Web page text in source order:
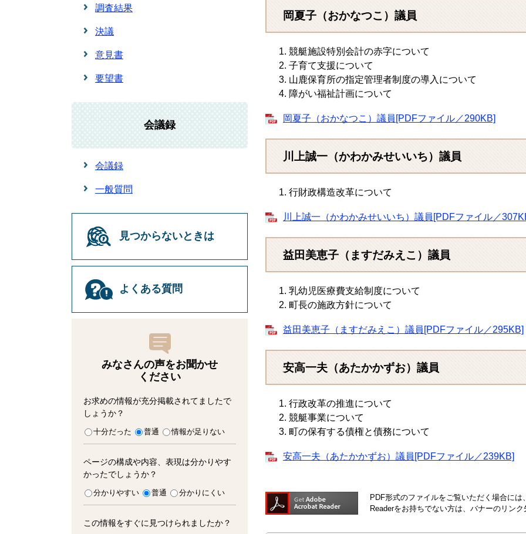
岡夏子（おかなつこ）議員
競艇施設特別会計の赤字について
子育て支援について
山鹿保育所の指定管理者制度の導入について
障がい福祉計画について
岡夏子（おかなつこ）議員[PDFファイル／290KB]
川上誠一（かわかみせいいち）議員
行財政構造改革について
川上誠一（かわかみせいいち）議員[PDFファイル／
益田美恵子（ますだみえこ）議員
乳幼児医療費支給制度について
町長の施政方針について
益田美恵子（ますだみえこ）議員[PDFファイル／295KB]
安高一夫（あたかかずお）議員
行政改革の推進について
競艇事業について
町の保有する債権と債務について
安高一夫（あたかかずお）議員[PDFファイル／239KB]
PDF形式のファイルをご覧いただく場合に
Readerをお持ちでない方は、バナーのリン
調査結果
決議
意見書
要望書
会議録
会議録
一般質問
見つからないときは
よくある質問
みなさんの声をお聞かせ
ください
お求めの情報が充分掲載されてましたで
しょうか？
十分だった 普通 情報が足りない
ページの構成や内容、表現は分かりやす
かったでしょうか？
分かりやすい 普通 分かりにくい
この情報をすぐに見つけられましたか？